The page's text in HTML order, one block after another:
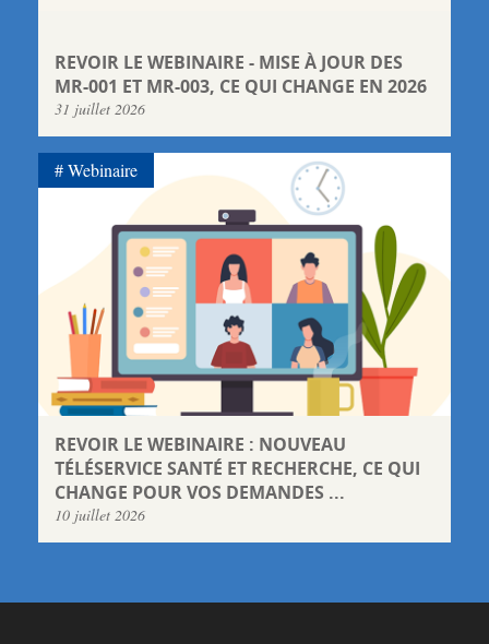
REVOIR LE WEBINAIRE - MISE À JOUR DES
MR-001 ET MR-003, CE QUI CHANGE EN 2026
31 juillet 2026
REVOIR LE WEBINAIRE : NOUVEAU
TÉLÉSERVICE SANTÉ ET RECHERCHE, CE QUI
CHANGE POUR VOS DEMANDES ...
10 juillet 2026
Webinaire